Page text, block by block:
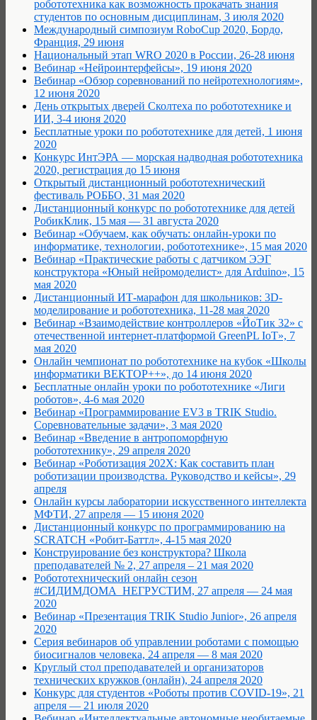
робототехника как возможность прокачать знания
студентов по основным дисциплинам, 3 июля 2020
Международный симпозиум RoboCup 2020, Бордо,
Франция, 29 июня
Национальный этап WRO 2020 в России, 26-28 июня
Вебинар «Нейроинтерфейсы», 19 июня 2020
Вебинар «Обзор соревнований по нейротехнологиям»,
12 июня 2020
День открытых дверей Сколтеха по робототехнике и
ИИ, 3-4 июня 2020
Бесплатные уроки по робототехнике для детей, 1 июня
2020
Конкурс ИнтЭРА — морская надводная робототехника
2020, регистрация до 15 июня
Открытый дистанционный робототехнический
фестиваль РОББО, 31 мая 2020
Дистанционный конкурс по робототехнике для детей
РобикКлик, 15 мая — 31 августа 2020
Вебинар «Обучаем, как обучать: онлайн-уроки по
информатике, технологии, робототехнике», 15 мая 2020
Вебинар «Практические работы с датчиком ЭЭГ
конструктора «Юный нейромоделист» для Arduino», 15
мая 2020
Дистанционный ИТ-марафон для школьников: 3D-
моделирование и робототехника, 11-28 мая 2020
Вебинар «Взаимодействие контроллеров «ЙоТик 32» с
отечественной интернет-платформой GreenPL IoT», 7
мая 2020
Онлайн чемпионат по робототехнике на кубок «Школы
информатики ВЕКТОР++», до 14 июня 2020
Бесплатные онлайн уроки по робототехнике «Лиги
роботов», 4-6 мая 2020
Вебинар «Программирование EV3 в TRIK Studio.
Соревновательные задачи», 3 мая 2020
Вебинар «Введение в антропоморфную
робототехнику», 29 апреля 2020
Вебинар «Роботизация 202Х: Как составить план
роботизации производства. Руководство и кейсы», 29
апреля
Онлайн курсы лаборатории искусственного интеллекта
МФТИ, 27 апреля — 15 июня 2020
Дистанционный конкурс по программированию на
SCRATCH «Робит-Баттл», 4-15 мая 2020
Конструирование без конструктора? Школа
преподавателей № 2, 27 апреля – 21 мая 2020
Робототехнический онлайн сезон
#СИДИМДОМА_НЕГРУСТИМ, 27 апреля — 24 мая
2020
Вебинар «Презентация TRIK Studio Junior», 26 апреля
2020
Cерия вебинаров об управлении роботами с помощью
биосигналов человека, 24 апреля — 8 мая 2020
Круглый стол преподавателей и организаторов
технических кружков (онлайн), 24 апреля 2020
Конкурс для студентов «Роботы против COVID-19», 21
апреля — 21 июля 2020